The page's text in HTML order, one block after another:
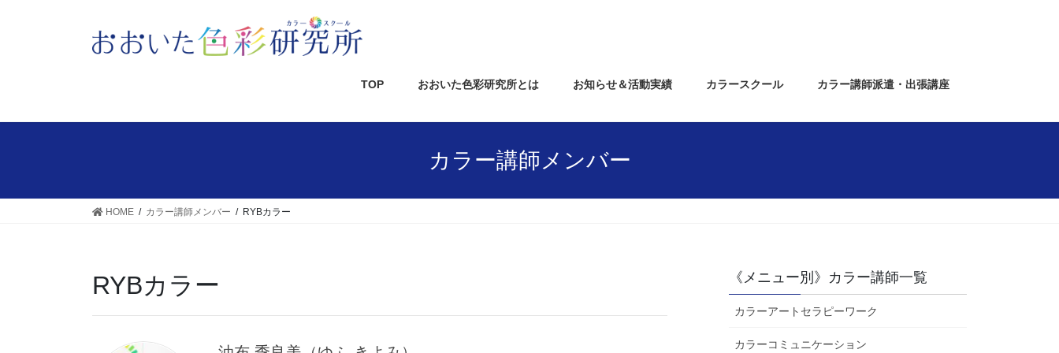
TOP おおいた色彩研究所とは お知らせ＆活動実績 カラースクール カラー講師派遣・出張講座
カラー講師メンバー
HOME カラー講師メンバー RYBカラー
RYBカラー 《メニュー別》カラー講師一覧
カラーアートセラピーワーク
カラーコミュニケーション